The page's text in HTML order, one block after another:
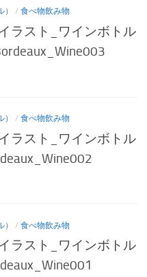
/ 食べ物飲み物
ラスト_ワインボトル
/ 食べ物飲み物
ラスト_ワインボトル
/ 食べ物飲み物
ラスト_ワインボトル